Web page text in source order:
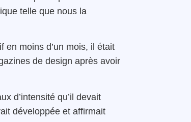
telle que nous la
moins d’un mois, il était
de design après avoir
d’intensité qu’il devait
développée et affirmait